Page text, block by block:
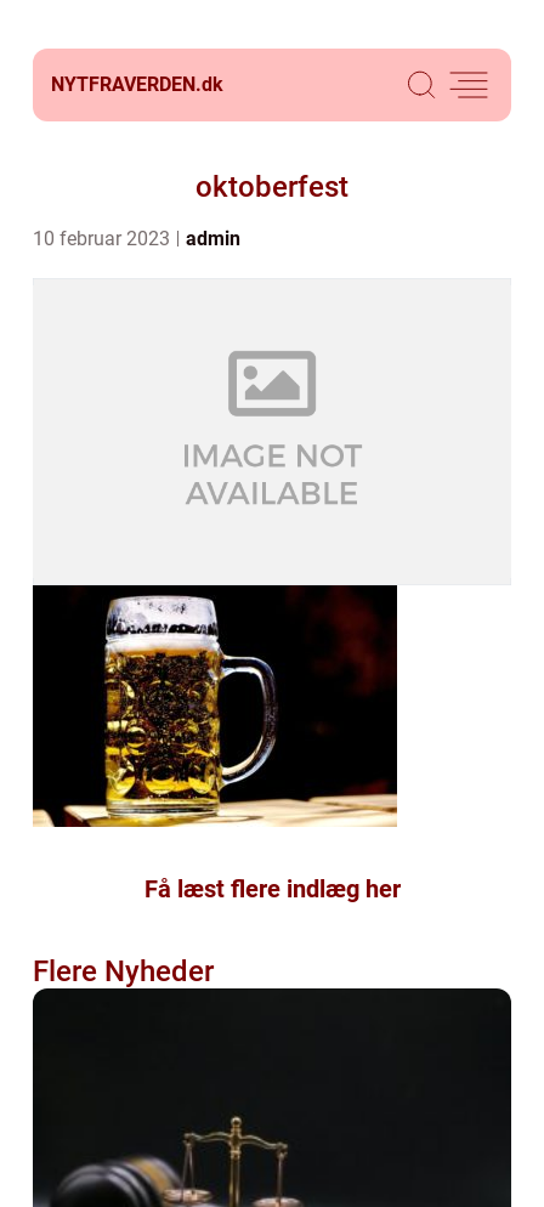
NYTFRAVERDEN.dk
oktoberfest
10 februar 2023 admin
Få læst flere indlæg her
Flere Nyheder